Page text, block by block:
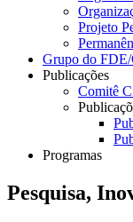
Projeto
Grupo do
Publicações
Comitê
Programas
Pesquisa,